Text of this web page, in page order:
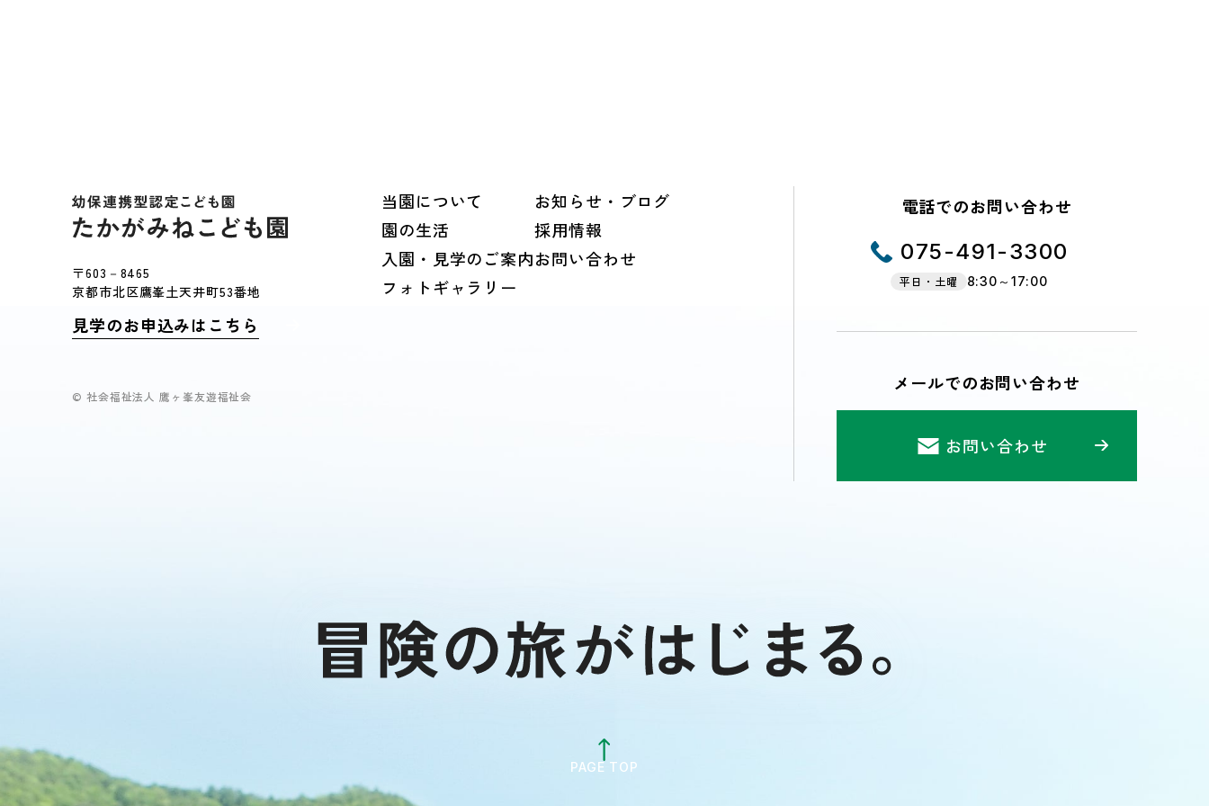
〒603－8465
京都市北区鷹峯土天井町53番地
見学のお申込みはこちら
当園について
園の生活
入園・見学のご案内
フォトギャラリー
お知らせ・ブログ
採用情報
お問い合わせ
電話でのお問い合わせ
075-491-3300
平日・土曜 8:30～17:00
メールでのお問い合わせ
お問い合わせ
© 社会福祉法人 鷹ヶ峯友遊福祉会
PAGE TOP